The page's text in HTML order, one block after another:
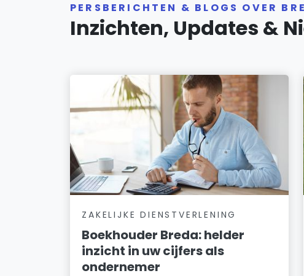
PERSBERICHTEN & BLOGS OVER
Inzichten, Updates &
ZAKELIJKE DIENSTVERLENING
Boekhouder Breda: helder
inzicht in uw cijfers als
ondernemer